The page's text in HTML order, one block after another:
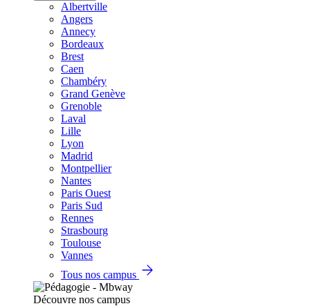
Albertville
Angers
Annecy
Bordeaux
Brest
Caen
Chambéry
Grand Genève
Grenoble
Laval
Lille
Lyon
Madrid
Montpellier
Nantes
Paris Ouest
Paris Sud
Rennes
Strasbourg
Toulouse
Vannes
Tous nos campus
Découvre nos campus